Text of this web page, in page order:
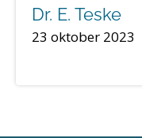
Dr. E. Teske
23 oktober 2023